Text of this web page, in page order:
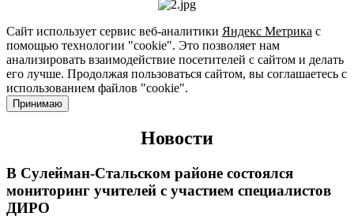
Сайт использует сервис веб-аналитики Яндекс Метрика с
помощью технологии "cookie". Это позволяет нам
анализировать взаимодействие посетителей с сайтом и делать
его лучше. Продолжая пользоваться сайтом, вы соглашаетесь с
использованием файлов "cookie".
Принимаю
Новости
В Сулейман-Стальском районе состоялся
мониторинг учителей с участием специалистов
ДИРО